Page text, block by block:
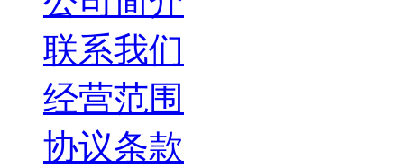
联系我们
经营范围
协议条款